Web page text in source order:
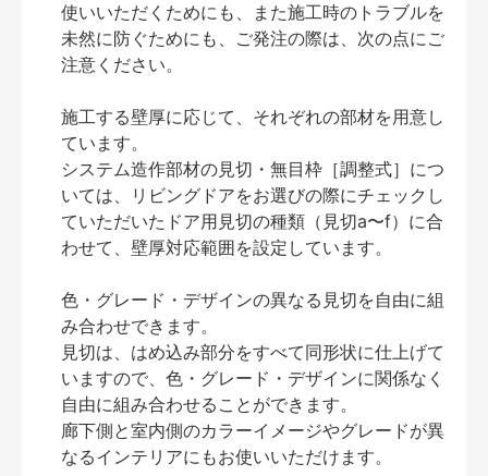
使いいただくためにも、また施工時のトラブルを
未然に防ぐためにも、ご発注の際は、次の点にご
注意ください。
施工する壁厚に応じて、それぞれの部材を用意し
ています。
システム造作部材の見切・無目枠［調整式］につ
いては、リビングドアをお選びの際にチェックし
ていただいたドア用見切の種類（見切a〜f）に合
わせて、壁厚対応範囲を設定しています。
色・グレード・デザインの異なる見切を自由に組
み合わせできます。
見切は、はめ込み部分をすべて同形状に仕上げて
いますので、色・グレード・デザインに関係なく
自由に組み合わせることができます。
廊下側と室内側のカラーイメージやグレードが異
なるインテリアにもお使いいただけます。